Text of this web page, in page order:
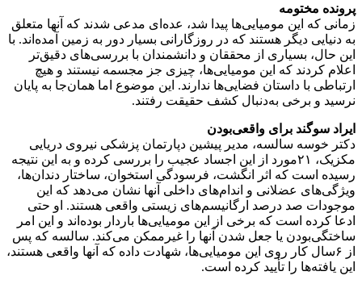
پرونده مختومه
زمانی که این مومیایی‌ها پیدا شد، عده‌ای مدعی شدند که آنها متعلق
به دنیایی دیگر هستند که در روزگارانی بسیار دور به زمین آمده‌اند. با
این حال، بسیاری از محققان و دانشمندان با بررسی‌های دقیق‌تر
اعلام کردند که این مومیایی‌ها، چیزی جز مجسمه نیستند و هیچ
ارتباطی با داستان فضایی‌ها ندارند. این موضوع اما همان‌جا به پایان
نرسید و برخی به‌دنبال کشف حقیقت رفتند.
ایراد سوگند برای واقعی‌بودن
دکتر خوسه سالسه، مدیر پیشین دپارتمان پزشکی نیروی دریایی
مکزیک، ۲۱مورد از این اجساد عجیب را بررسی کرده و به این نتیجه
رسیده است که اثر انگشت، فرسودگی استخوان، ساختار دندان‌ها،
ویژگی‌های عضلانی و اندام‌های داخلی آنها نشان می‌دهد که این
موجودات صد درصد ارگانیسم‌های زیستی واقعی هستند. او حتی
ادعا کرده است که برخی از این مومیایی‌ها باردار بوده‌اند و این امر
ساختگی‌بودن یا جعل شدن آنها را غیرممکن می‌کند. سالسه که پس
از ۶سال کار روی این مومیایی‌ها، شهادت داده که آنها واقعی هستند،
این یافته‌ها را تأیید کرده است.